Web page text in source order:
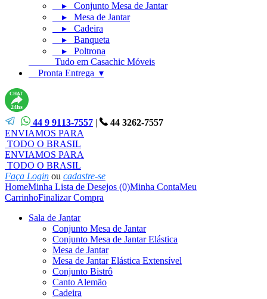
▸ Conjunto Mesa de Jantar
▸ Mesa de Jantar
▸ Cadeira
▸ Banqueta
▸ Poltrona
Tudo em Casachic Móveis
Pronta Entrega ▾
CHAT
24hs
44 9 9113-7557 |
44 3262-7557
ENVIAMOS PARA
TODO O BRASIL
ENVIAMOS PARA
TODO O BRASIL
Faça Login ou cadastre-se
HomeMinha Lista de Desejos (0)Minha ContaMeu
CarrinhoFinalizar Compra
Sala de Jantar
Conjunto Mesa de Jantar
Conjunto Mesa de Jantar Elástica
Mesa de Jantar
Mesa de Jantar Elástica Extensível
Conjunto Bistrô
Canto Alemão
Cadeira